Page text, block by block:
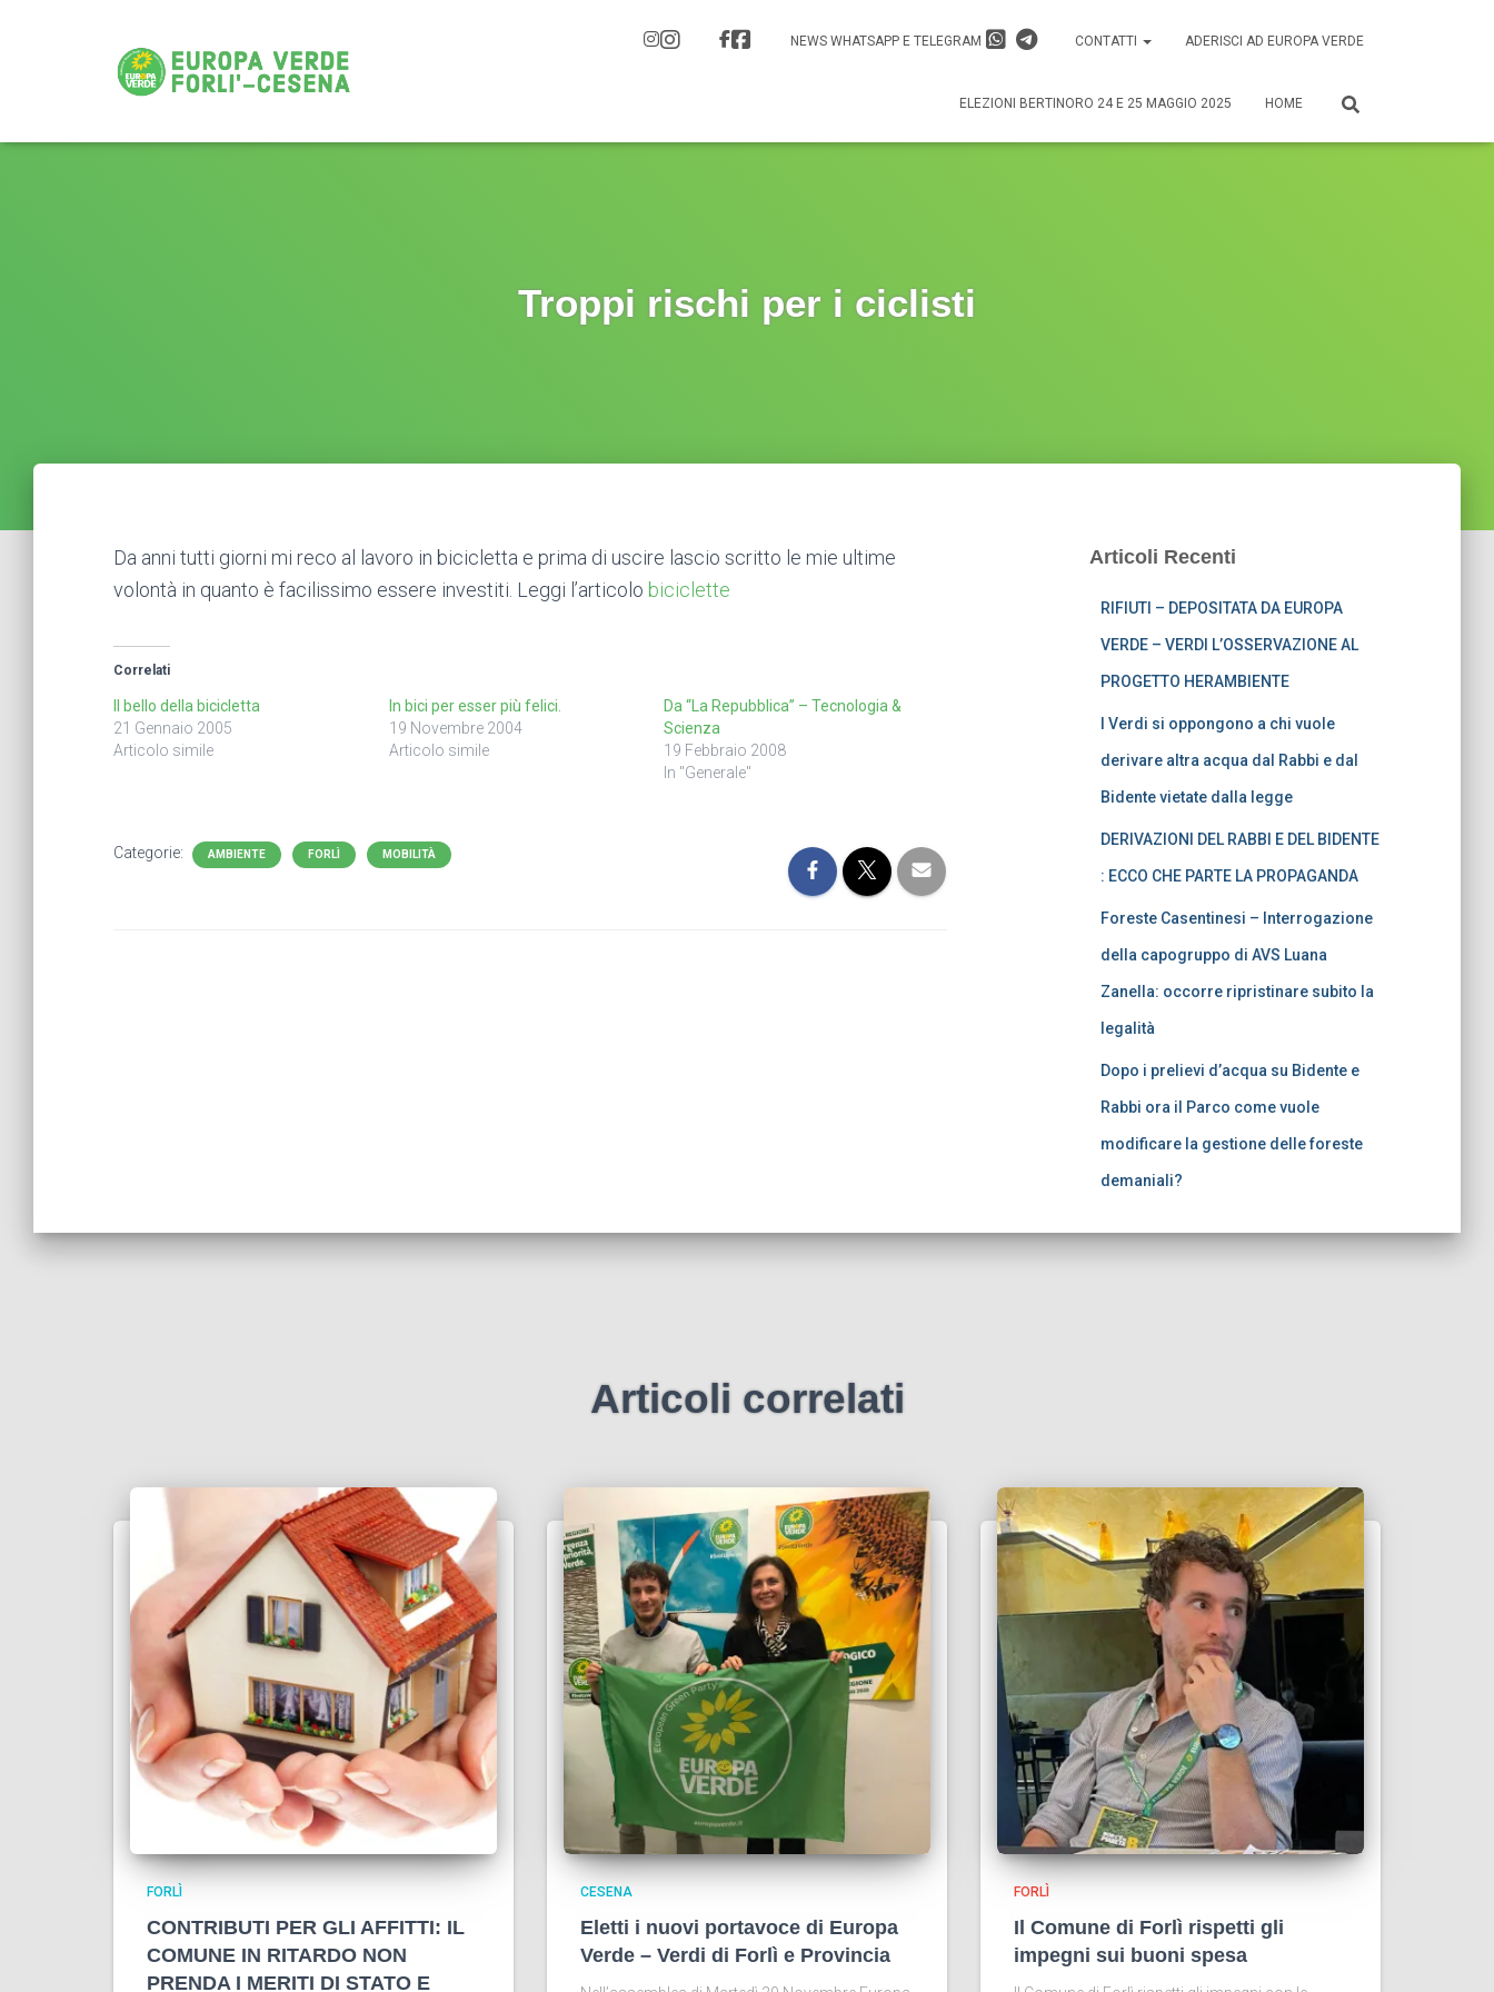
NEWS WHATSAPP E TELEGRAM CONTATTI ADERISCI AD EUROPA VERDE
ELEZIONI BERTINORO 24 E 25 MAGGIO 2025 HOME
Troppi rischi per i ciclisti
Da anni tutti giorni mi reco al lavoro in bicicletta e prima di uscire lascio scritto le mie ultime
volontà in quanto è facilissimo essere investiti. Leggi l’articolo biciclette
Correlati
Il bello della bicicletta
21 Gennaio 2005
Articolo simile
In bici per esser più felici.
19 Novembre 2004
Articolo simile
Da “La Repubblica” – Tecnologia &
Scienza
19 Febbraio 2008
In "Generale"
Categorie: AMBIENTE FORLÌ MOBILITÀ
Articoli Recenti
RIFIUTI – DEPOSITATA DA EUROPA
VERDE – VERDI L’OSSERVAZIONE AL
PROGETTO HERAMBIENTE
I Verdi si oppongono a chi vuole
derivare altra acqua dal Rabbi e dal
Bidente vietate dalla legge
DERIVAZIONI DEL RABBI E DEL BIDENTE
: ECCO CHE PARTE LA PROPAGANDA
Foreste Casentinesi – Interrogazione
della capogruppo di AVS Luana
Zanella: occorre ripristinare subito la
legalità
Dopo i prelievi d’acqua su Bidente e
Rabbi ora il Parco come vuole
modificare la gestione delle foreste
demaniali?
Articoli correlati
FORLÌ
CONTRIBUTI PER GLI AFFITTI: IL
COMUNE IN RITARDO NON
PRENDA I MERITI DI STATO E
CESENA
Eletti i nuovi portavoce di Europa
Verde – Verdi di Forlì e Provincia
FORLÌ
Il Comune di Forlì rispetti gli
impegni sui buoni spesa